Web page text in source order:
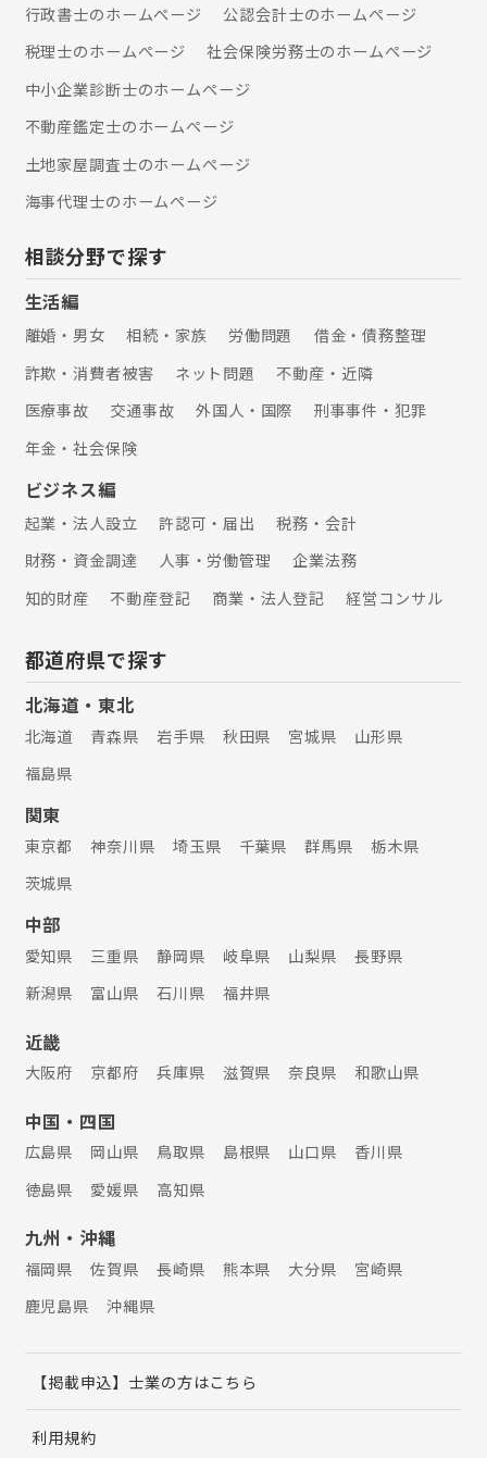
一つの窓口で対応できるよう、各種専
門家と連携して対応させていただきま
士、AFP （一社）日本財産管理協会
ポート 会員
行政書士のホームぺージ
公認会計士のホームぺージ
税理士のホームぺージ
社会保険労務士のホームぺージ
中小企業診断士のホームぺージ
不動産鑑定士のホームぺージ
土地家屋調査士のホームぺージ
海事代理士のホームぺージ
相談分野で探す
生活編
離婚・男女 相続・家族 労働問題
借金・債務整理
詐欺・消費者被害
ネット問題
不動産・近隣
医療事故
交通事故 外国人・国際
刑事事件・犯罪
年金・社会保険
ビジネス編
起業・法人設立 許認可・届出
税務・会計
財務・資金調達
人事・労働管理
企業法務
知的財産
不動産登記 商業・法人登記 経営コンサル
都道府県で探す
北海道・東北
北海道 青森県 岩手県 秋田県 宮城県
山形県
福島県
関東
東京都 神奈川県 埼玉県 千葉県 群馬県
栃木県
茨城県
中部
愛知県 三重県 静岡県 岐阜県 山梨県
長野県
新潟県
富山県 石川県 福井県
近畿
大阪府 京都府 兵庫県 滋賀県 奈良県 和歌山県
中国・四国
広島県 岡山県 鳥取県 島根県 山口県
香川県
徳島県
愛媛県 高知県
九州・沖縄
福岡県 佐賀県 長崎県 熊本県 大分県
宮崎県
鹿児島県
沖縄県
【掲載申込】士業の方はこちら
利用規約